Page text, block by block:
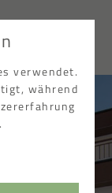
verwendet.
während